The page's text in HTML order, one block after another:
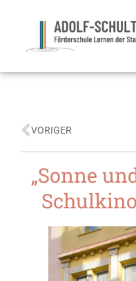
VORIGER
„Sonne